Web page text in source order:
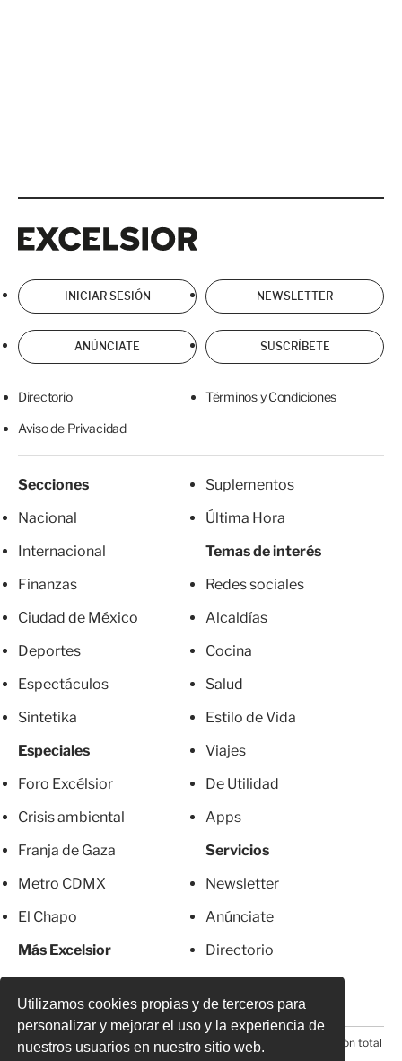
Utilizamos cookies propias y de terceros para
personalizar y mejorar el uso y la experiencia de
nuestros usuarios en nuestro sitio web.
INICIAR SESIÓN NEWSLETTER
ANÚNCIATE SUSCRÍBETE
Directorio Términos y Condiciones
Aviso de Privacidad
Secciones
Nacional
Internacional
Finanzas
Ciudad de México
Deportes
Espectáculos
Sintetika
Especiales
Foro Excélsior
Crisis ambiental
Franja de Gaza
Metro CDMX
El Chapo
Más Excelsior
Suplementos
Última Hora
Temas de interés
Redes sociales
Alcaldías
Cocina
Salud
Estilo de Vida
Viajes
De Utilidad
Apps
Servicios
Newsletter
Anúnciate
Directorio
© 2026 Todos los derechos reservados. Prohibida la reproducción total
o parcial, incluyendo cualquier medio electrónico*